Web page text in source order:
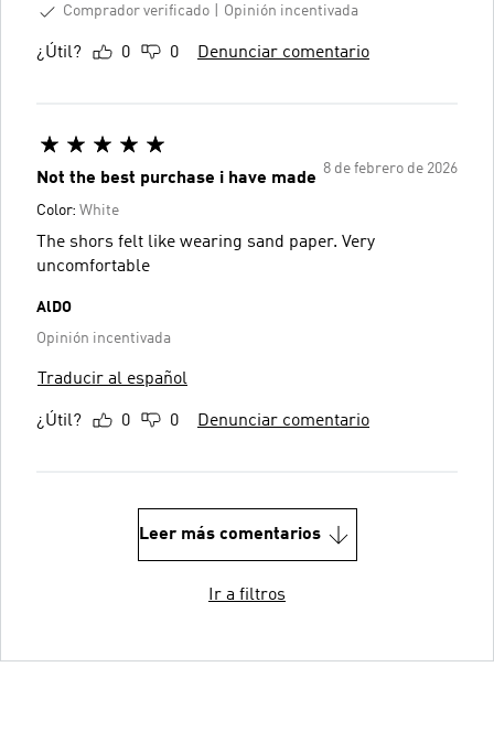
Comprador verificado
Opinión incentivada
¿Útil? 0 0 Denunciar comentario
8 de febrero de 2026
Not the best purchase i have made
Color: White
The shors felt like wearing sand paper. Very
uncomfortable
AlDO
Opinión incentivada
Traducir al español
¿Útil? 0 0 Denunciar comentario
Leer más comentarios
Ir a filtros